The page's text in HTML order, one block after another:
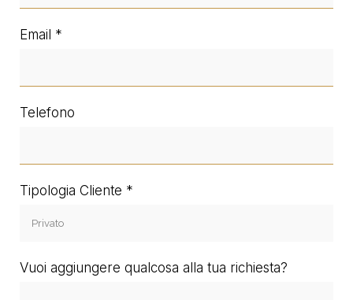
Email
Telefono
Tipologia Cliente
Vuoi aggiungere qualcosa alla tua richiesta?